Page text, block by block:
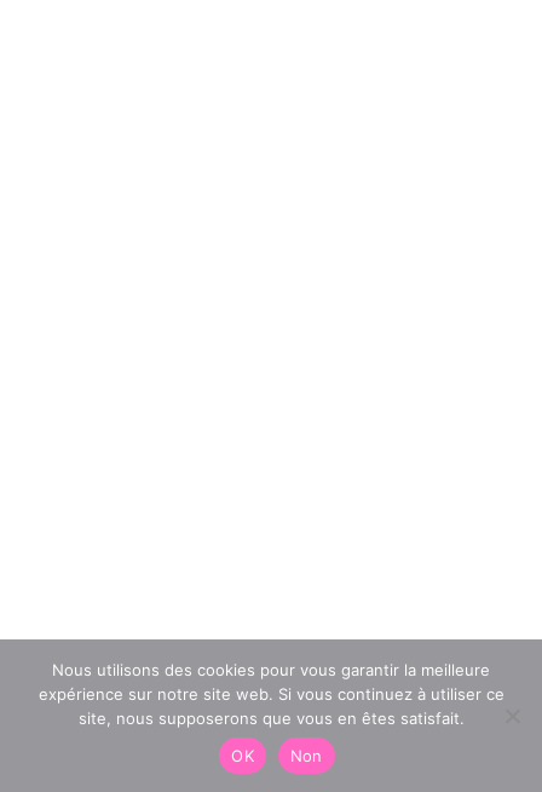
Nous utilisons des cookies pour vous garantir la meilleure
expérience sur notre site web. Si vous continuez à utiliser ce
site, nous supposerons que vous en êtes satisfait.
OK
Non